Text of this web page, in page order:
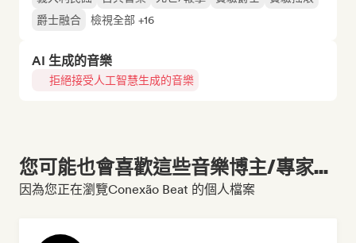
爵士融合
檢視全部 +16
AI 生成的音樂
拒絕接受人工智慧生成的音樂
您可能也會喜歡這些音樂博主/專家...
因為您正在瀏覽Conexão Beat 的個人檔案